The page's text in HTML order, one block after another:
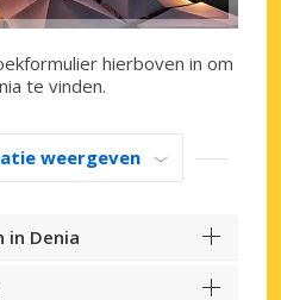
hierboven in om
te vinden.
weergeven
in Denia